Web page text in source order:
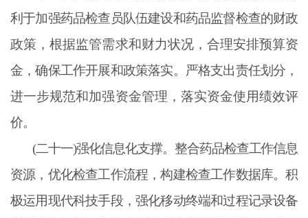
利于加强药品检查员队伍建设和药品监督检查的财政
政策，根据监管需求和财力状况，合理安排预算资
金，确保工作开展和政策落实。严格支出责任划分，
进一步规范和加强资金管理，落实资金使用绩效评
价。
(二十一)强化信息化支撑。整合药品检查工作信息
资源，优化检查工作流程，构建检查工作数据库。积
极运用现代科技手段，强化移动终端和过程记录设备